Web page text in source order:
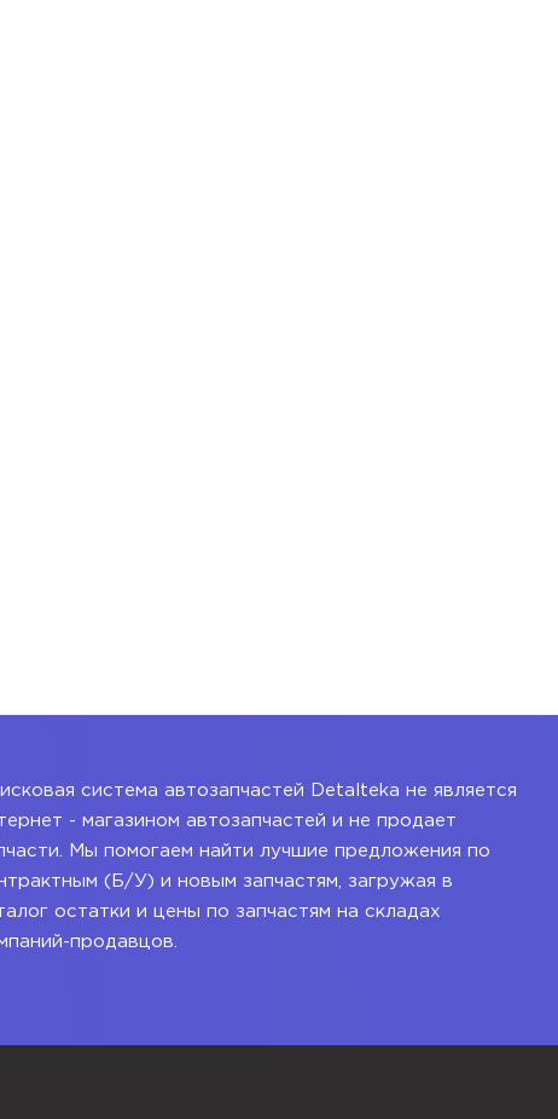
система автозапчастей Detalteka не является
- магазином автозапчастей и не продает
Мы помогаем найти лучшие предложения по
(Б/У) и новым запчастям, загружая в
остатки и цены по запчастям на складах
продавцов.